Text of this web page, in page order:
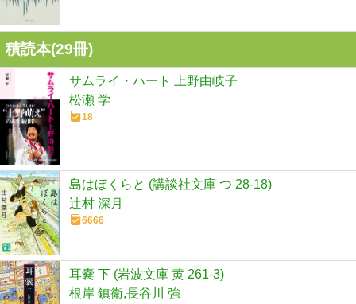
積読本(29冊)
サムライ・ハート 上野由岐子
松瀬 学
18
島はぼくらと (講談社文庫 つ 28-18)
辻村 深月
6666
耳嚢 下 (岩波文庫 黄 261-3)
根岸 鎮衛,長谷川 強